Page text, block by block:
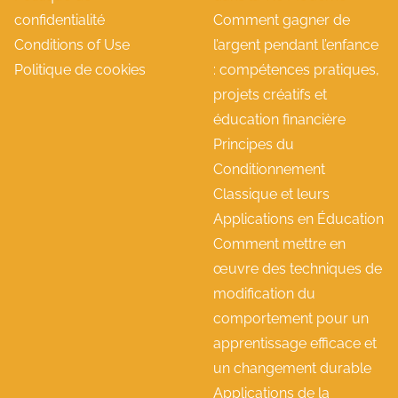
confidentialité
Conditions of Use
Politique de cookies
Comment gagner de
l’argent pendant l’enfance
: compétences pratiques,
projets créatifs et
éducation financière
Principes du
Conditionnement
Classique et leurs
Applications en Éducation
Comment mettre en
œuvre des techniques de
modification du
comportement pour un
apprentissage efficace et
un changement durable
Applications de la